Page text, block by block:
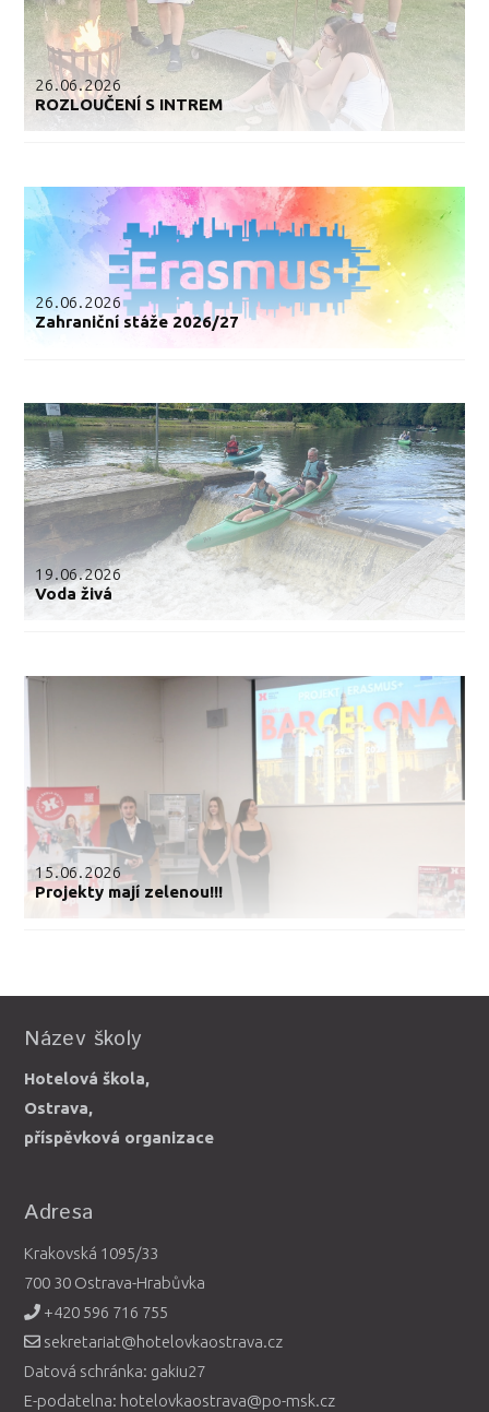
26.06.2026
ROZLOUČENÍ S INTREM
26.06.2026
Zahraniční stáže 2026/27
19.06.2026
Voda živá
15.06.2026
Projekty mají zelenou!!!
Název školy
Hotelová škola,
Ostrava,
příspěvková organizace
Adresa
Krakovská 1095/33
700 30 Ostrava-Hrabůvka
+420 596 716 755
sekretariat@hotelovkaostrava.cz
Datová schránka: gakiu27
E-podatelna: hotelovkaostrava@po-msk.cz